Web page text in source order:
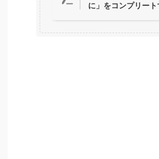
に」をコンプリー